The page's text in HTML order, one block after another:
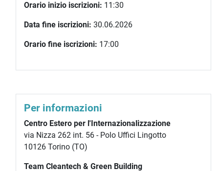
Orario inizio iscrizioni: 11:30
Data fine iscrizioni: 30.06.2026
Orario fine iscrizioni: 17:00
Per informazioni
Centro Estero per l'Internazionalizzazione
via Nizza 262 int. 56 - Polo Uffici Lingotto
10126 Torino (TO)
Team Cleantech & Green Building